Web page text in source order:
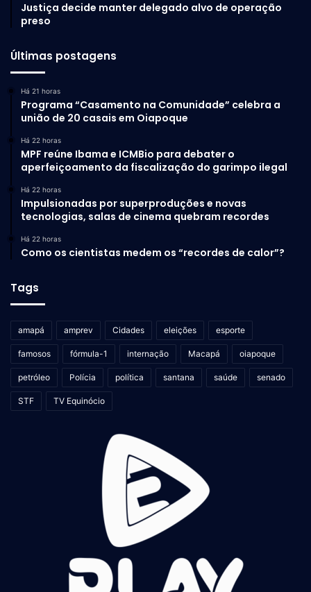
Justiça decide manter delegado alvo de operação
preso
Últimas postagens
Há 21 horas
Programa “Casamento na Comunidade” celebra a
união de 20 casais em Oiapoque
Há 22 horas
MPF reúne Ibama e ICMBio para debater o
aperfeiçoamento da fiscalização do garimpo ilegal
Há 22 horas
Impulsionadas por superproduções e novas
tecnologias, salas de cinema quebram recordes
Há 22 horas
Como os cientistas medem os “recordes de calor”?
Tags
amapá amprev Cidades eleições esporte
famosos fórmula-1 internação Macapá oiapoque
petróleo Polícia política santana saúde senado
STF TV Equinócio